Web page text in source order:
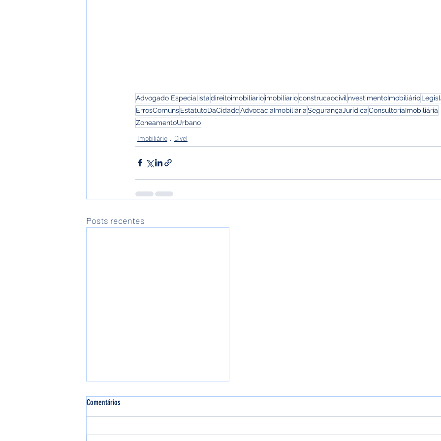
Advogado Especialistadireitoimobiliarioimobiliarioconstrucaocivil nvestimentoImobiliário
ErrosComunsEstatutoDaCidadeAdvocaciaImobiliáriaSegurançaJurídicaConsultoriaImobiliária
ZoneamentoUrbano
Imobiliário Cível
Posts recentes
Comentários